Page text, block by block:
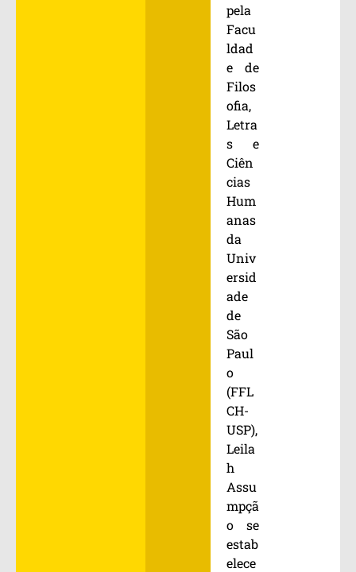
pela
Facu
ldad
e de
Filos
ofia,
Letra
s e
Ciên
cias
Hum
anas
da
Univ
ersid
ade
de
São
Paul
o
(FFL
CH-
USP),
Leila
h
Assu
mpçã
o se
estab
elece